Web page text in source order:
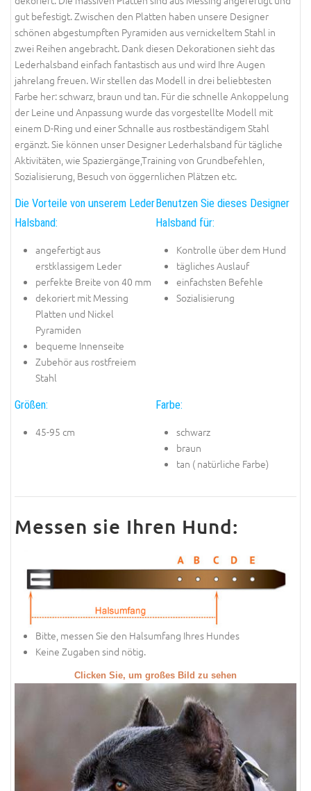
gut befestigt. Zwischen den Platten haben unsere Designer
schönen abgestumpften Pyramiden aus vernickeltem Stahl in
zwei Reihen angebracht. Dank diesen Dekorationen sieht das
Lederhalsband einfach fantastisch aus und wird Ihre Augen
jahrelang freuen. Wir stellen das Modell in drei beliebtesten
Farbe her: schwarz, braun und tan. Für die schnelle Ankoppelung
der Leine und Anpassung wurde das vorgestellte Modell mit
einem D-Ring und einer Schnalle aus rostbeständigem Stahl
ergänzt. Sie können unser Designer Lederhalsband für tägliche
Aktivitäten, wie Spaziergänge,Training von Grundbefehlen,
Sozialisierung, Besuch von öggernlichen Plätzen etc.
Die Vorteile von unserem Leder
Halsband:
angefertigt aus
erstklassigem Leder
perfekte Breite von 40 mm
dekoriert mit Messing
Platten und Nickel
Pyramiden
bequeme Innenseite
Zubehör aus rostfreiem
Stahl
Benutzen Sie dieses Designer
Halsband für:
Kontrolle über dem Hund
tägliches Auslauf
einfachsten Befehle
Sozialisierung
Größen:
45-95 cm
Farbe:
schwarz
braun
tan ( natürliche Farbe)
Messen sie Ihren Hund:
Bitte, messen Sie den Halsumfang Ihres Hundes
Keine Zugaben sind nötig.
Clicken Sie, um großes Bild zu sehen